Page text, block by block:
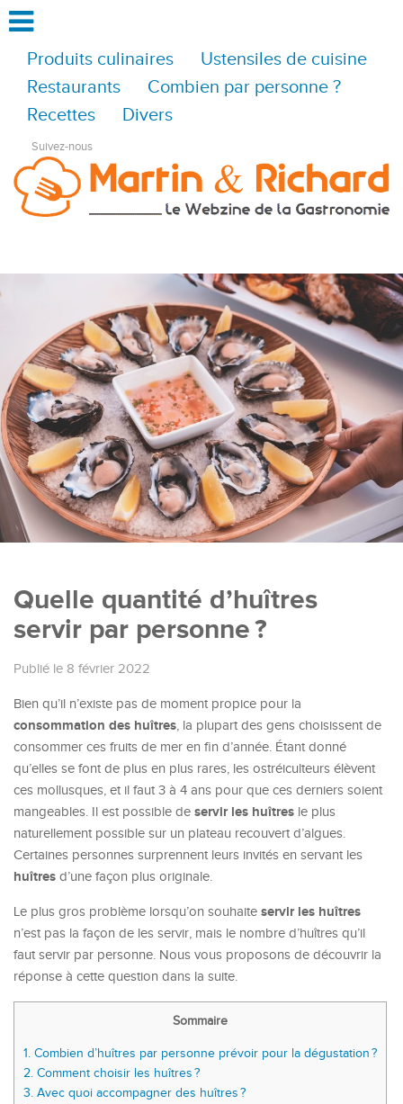
Produits culinaires
Ustensiles de cuisine
Restaurants
Combien par personne ?
Recettes
Divers
Suivez-nous
Quelle quantité d’huîtres
servir par personne ?
Publié le 8 février 2022
Bien qu’il n’existe pas de moment propice pour la
consommation des huîtres, la plupart des gens choisissent de
consommer ces fruits de mer en fin d’année. Étant donné
qu’elles se font de plus en plus rares, les ostréiculteurs élèvent
ces mollusques, et il faut 3 à 4 ans pour que ces derniers soient
mangeables. Il est possible de servir les huîtres le plus
naturellement possible sur un plateau recouvert d’algues.
Certaines personnes surprennent leurs invités en servant les
huîtres d’une façon plus originale.
Le plus gros problème lorsqu’on souhaite servir les huîtres
n’est pas la façon de les servir, mais le nombre d’huîtres qu’il
faut servir par personne. Nous vous proposons de découvrir la
réponse à cette question dans la suite.
Sommaire
1. Combien d’huîtres par personne prévoir pour la dégustation ?
2. Comment choisir les huîtres ?
3. Avec quoi accompagner des huîtres ?